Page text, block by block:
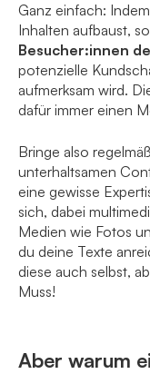
Ganz einfach:
Inhalten aufbaust,
Besucher:innen
potenzielle
aufmerksam wird.
dafür immer einen
Bringe also
unterhaltsamen
eine gewisse
sich, dabei
Medien wie Fotos
du deine Texte
diese auch selbst,
Muss!
Aber warum